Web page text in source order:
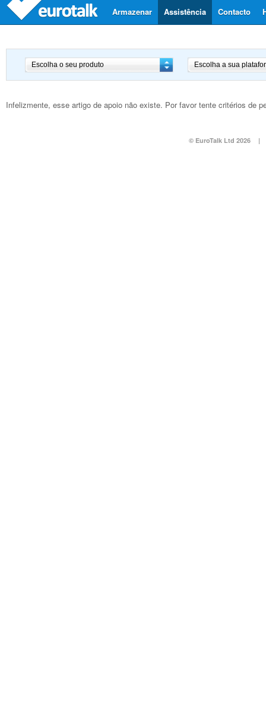
Contacto
Assistência
Armazenar
Infelizmente, esse artigo de apoio não existe. Por favor tente critérios de
© EuroTalk Ltd 2026 |